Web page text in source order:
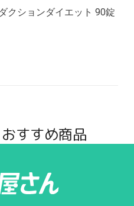
クションダイエット 90錠
すすめ商品